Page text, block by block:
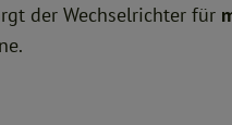
der Wechselrichter für